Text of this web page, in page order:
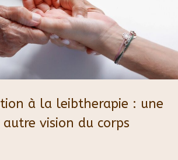
à la leibtherapie : une
autre vision du corps